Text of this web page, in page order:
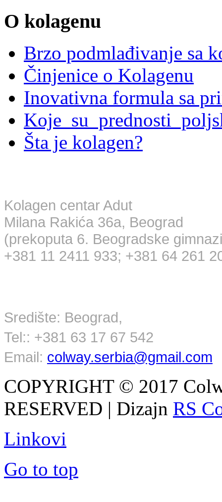
O kolagenu
Brzo podmlađivanje sa
Činjenice o Kolagenu
Inovativna formula sa
Koje su prednosti
Šta je kolagen?
Kolagen centar Adut
Milana Rakića 36a, Beograd
(prekoputa 6. Beogradske
+381 11 2411 933; +381 64 261
Središte: Beograd,
Tel:: +381 63 17 67 542
Email: colway.serbia@gmail.com
COPYRIGHT © 2017
RESERVED | Dizajn RS
Linkovi
Go to top